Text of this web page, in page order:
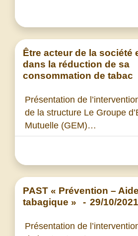
Être acteur de la société
dans la réduction de sa
consommation de tabac
Présentation de
de la structure Le Groupe
Mutuelle (GEM)…
PAST « Prévention –
tabagique »
- 29/10/2021
Présentation de